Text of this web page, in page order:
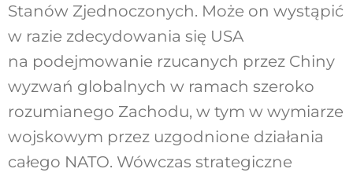
Stanów Zjednoczonych. Może on wystąpić
w razie zdecydowania się USA
na podejmowanie rzucanych przez Chiny
wyzwań globalnych w ramach szeroko
rozumianego Zachodu, w tym w wymiarze
wojskowym przez uzgodnione działania
całego NATO. Wówczas strategiczne